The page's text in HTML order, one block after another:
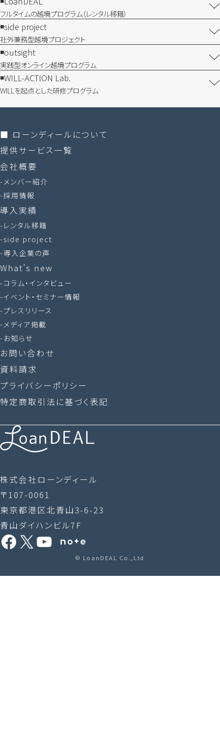
フルタイムの越境プログラム​（レンタル移籍）
side project
社外兼務型​越境プロジェクト
outsight
実践型オンライン​越境プログラム
WILL-ACTION Lab.
WILLを​起点とした​研修プログラム
株式会社ローンディール
〒107-0061
東京都港区北青山3-6-23
青山ダイハンビル7F
Facebook
X YouTube
Share Icon
■ ローンディールに​ついて
提供サービス一覧
会社概要
メンバー紹介
採用情報
導入実績
レンタル移籍
side project
導入企業の声
What’s new
コラム・インタビュー
イベント・セミナー情報
プレスリリース
メディア掲載
お知らせ
お問い合わせ
資料請求
プライバシーポリシー
特定商取引法に基づく表記
© LoanDEAL Co.,Ltd